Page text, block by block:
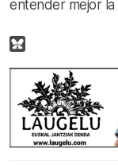
entender mejor la